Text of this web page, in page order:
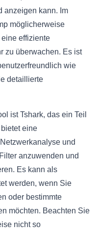
anzeigen kann. Im
möglicherweise
effiziente
zu überwachen. Es ist
wie
detaillierte
ist Tshark, das ein Teil
eine
und
anzuwenden und
Es kann als
werden, wenn Sie
oder bestimmte
möchten. Beachten Sie
nicht so